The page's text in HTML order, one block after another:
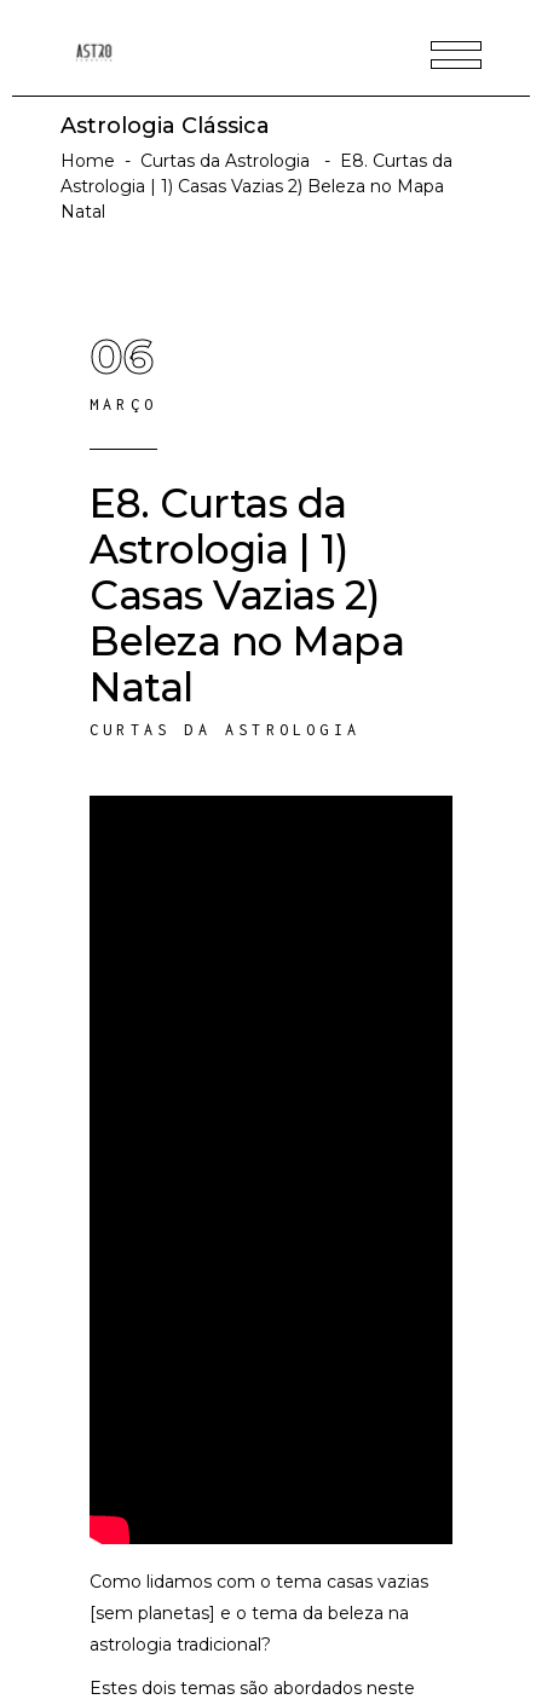
Astrologia Clássica
Home - Curtas da Astrologia - E8. Curtas da
Astrologia | 1) Casas Vazias 2) Beleza no Mapa
Natal
06
MARÇO
E8. Curtas da
Astrologia | 1)
Casas Vazias 2)
Beleza no Mapa
Natal
CURTAS DA ASTROLOGIA
Como lidamos com o tema casas vazias
[sem planetas] e o tema da beleza na
astrologia tradicional?
Estes dois temas são abordados neste